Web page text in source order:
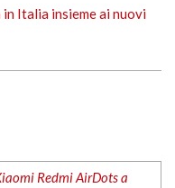
Italia insieme ai nuovi
Redmi AirDots a